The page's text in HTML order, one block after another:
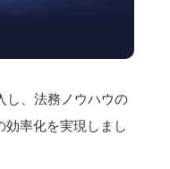
し、法務ノウハウの
効率化を実現しまし